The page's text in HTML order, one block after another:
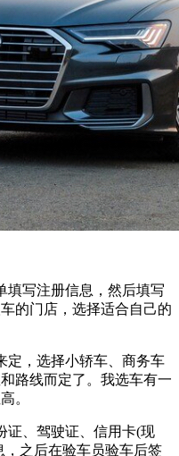
填写注册信息，然后填写
的门店，选择适合自己的
定，选择小轿车、商务车
路线而定了。我选车有一
。
证、驾驶证、信用卡(现
之后在验车员验车后签